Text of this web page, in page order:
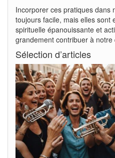
Incorporer ces pratiques dans
toujours facile, mais elles sont
spirituelle épanouissante et
grandement contribuer à
Sélection d’articles